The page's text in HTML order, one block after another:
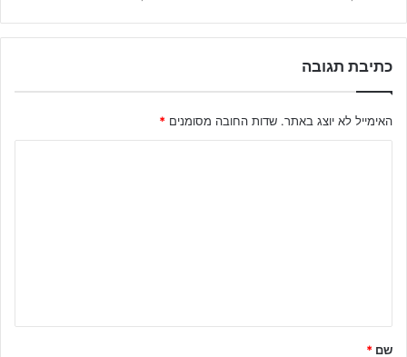
כתיבת תגובה
האימייל לא יוצג באתר. שדות החובה מסומנים *
ל
שם *